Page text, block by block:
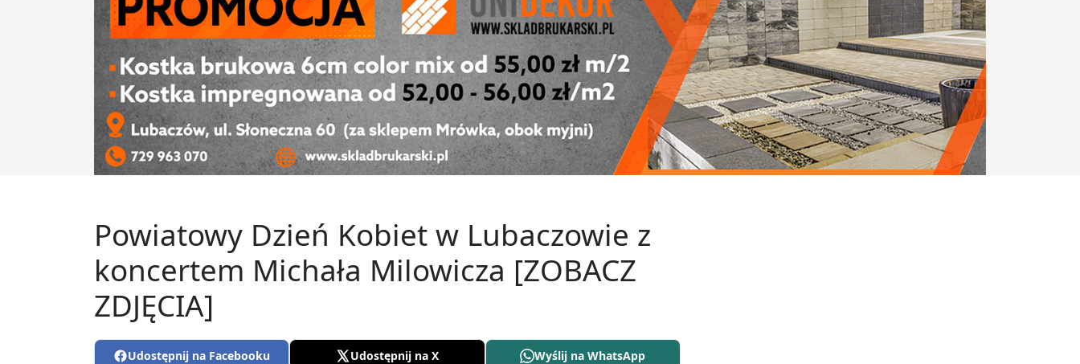
Powiatowy Dzień Kobiet w Lubaczowie z
koncertem Michała Milowicza [ZOBACZ
ZDJĘCIA]
Udostępnij na Facebooku Udostępnij na X Wyślij na WhatsApp